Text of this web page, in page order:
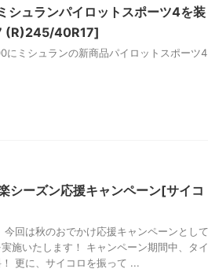
シュランパイロットスポーツ4を装
(R)245/40R17]
にミシュランの新商品パイロットスポーツ4
シーズン応援キャンペーン[サイコ
回は秋のおでかけ応援キャンペーンとして
施いたします！ キャンペーン期間中、タイ
更に、サイコロを振って ...